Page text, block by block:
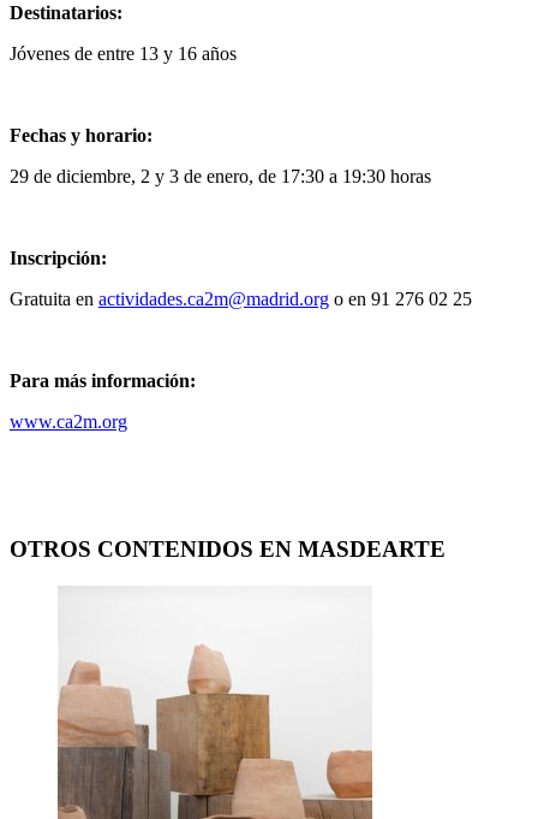
Destinatarios:
Jóvenes de entre 13 y 16 años
Fechas y horario:
29 de diciembre, 2 y 3 de enero, de 17:30 a 19:30 horas
Inscripción:
Gratuita en actividades.ca2m@madrid.org o en 91 276 02 25
Para más información:
www.ca2m.org
OTROS CONTENIDOS EN MASDEARTE